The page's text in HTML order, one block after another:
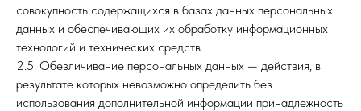
совокупность содержащихся в базах данных персональных
данных и обеспечивающих их обработку информационных
технологий и технических средств.
2.5. Обезличивание персональных данных — действия, в
результате которых невозможно определить без
использования дополнительной информации принадлежность